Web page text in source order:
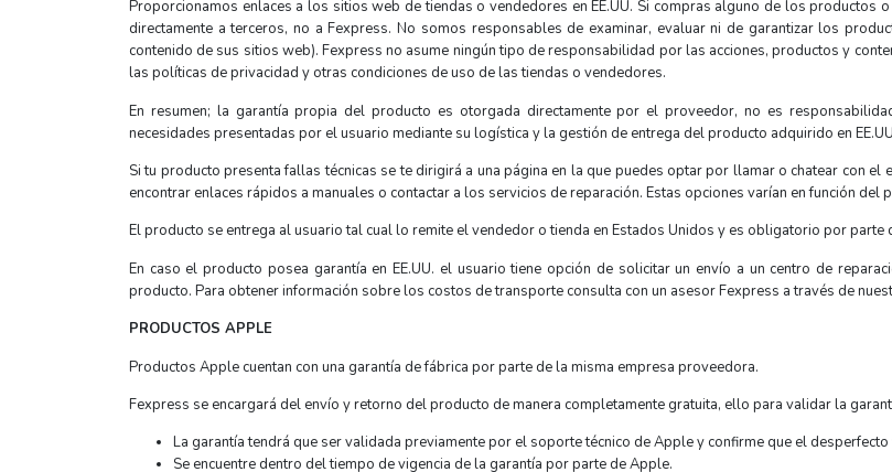
Proporcionamos enlaces a los sitios web de tiendas o vendedores en EE.UU. Si compras alguno de los
directamente a terceros, no a Fexpress. No somos responsables de examinar, evaluar ni de garantizar los
contenido de sus sitios web). Fexpress no asume ningún tipo de responsabilidad por las acciones, productos y
las políticas de privacidad y otras condiciones de uso de las tiendas o vendedores.
En resumen; la garantía propia del producto es otorgada directamente por el proveedor, no es
necesidades presentadas por el usuario mediante su logística y la gestión de entrega del producto adquirido en
Si tu producto presenta fallas técnicas se te dirigirá a una página en la que puedes optar por llamar o chatear con
encontrar enlaces rápidos a manuales o contactar a los servicios de reparación. Estas opciones varían en función del
El producto se entrega al usuario tal cual lo remite el vendedor o tienda en Estados Unidos y es obligatorio por
En caso el producto posea garantía en EE.UU. el usuario tiene opción de solicitar un envío a un centro de
producto. Para obtener información sobre los costos de transporte consulta con un asesor Fexpress a través de
PRODUCTOS APPLE
Productos Apple cuentan con una garantía de fábrica por parte de la misma empresa proveedora.
Fexpress se encargará del envío y retorno del producto de manera completamente gratuita, ello para validar la
La garantía tendrá que ser validada previamente por el soporte técnico de Apple y confirme que el
Se encuentre dentro del tiempo de vigencia de la garantía por parte de Apple.